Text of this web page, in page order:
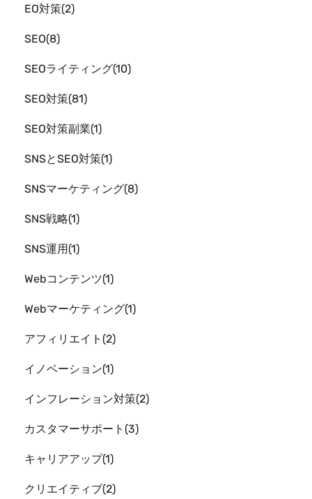
EO対策 2
SEO 8
SEOライティング 10
SEO対策 81
SEO対策副業 1
SNSとSEO対策 1
SNSマーケティング 8
SNS戦略 1
SNS運用 1
Webコンテンツ 1
Webマーケティング 1
アフィリエイト 2
イノベーション 1
インフレーション対策 2
カスタマーサポート 3
キャリアアップ 1
クリエイティブ 2